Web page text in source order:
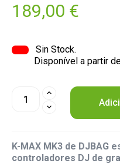
189,00 €
Sin Stock.
Disponível a partir
K-MAX MK3 de DJBAG
controladores DJ de